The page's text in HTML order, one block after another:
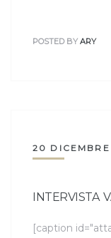
POSTED BY ARY
20 DICEMBRE
INTERVISTA
[caption